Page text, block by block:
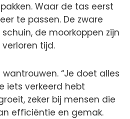
Waar de tas eerst
te passen. De zware
de moorkoppen zijn
tijd.
“Je doet alles
iets verkeerd hebt
zeker bij mensen die
efficiëntie en gemak.